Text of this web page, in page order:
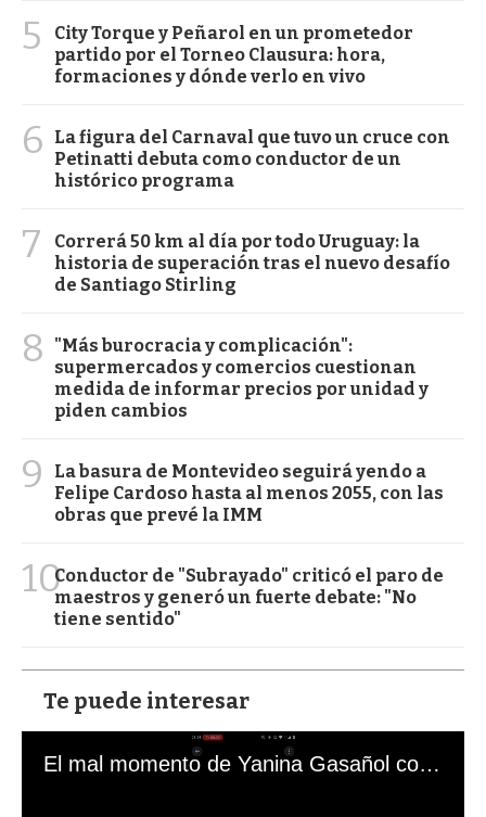
5
City Torque y Peñarol en un prometedor
partido por el Torneo Clausura: hora,
formaciones y dónde verlo en vivo
6
La figura del Carnaval que tuvo un cruce con
Petinatti debuta como conductor de un
histórico programa
7
Correrá 50 km al día por todo Uruguay: la
historia de superación tras el nuevo desafío
de Santiago Stirling
8
"Más burocracia y complicación":
supermercados y comercios cuestionan
medida de informar precios por unidad y
piden cambios
9
La basura de Montevideo seguirá yendo a
Felipe Cardoso hasta al menos 2055, con las
obras que prevé la IMM
10Conductor de "Subrayado" criticó el paro de
maestros y generó un fuerte debate: "No
tiene sentido"
Te puede interesar
El mal momento de Yanina Gasañol con un hincha argentino en "Subrayado"